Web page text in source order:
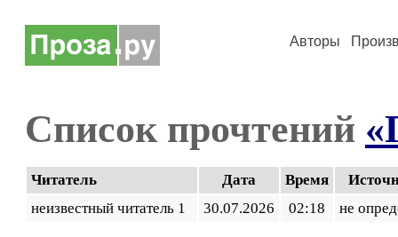
Авторы
Список прочтений
Читатель Дата Время
неизвестный читатель 1
30.07.2026 02:18 не